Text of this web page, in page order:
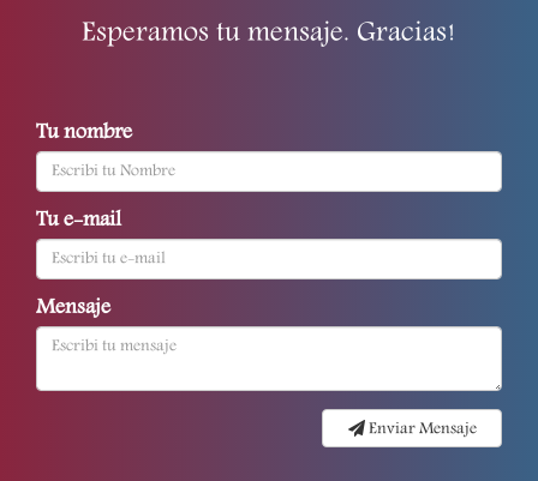
Esperamos tu mensaje. Gracias!
Tu nombre
Tu e-mail
Mensaje
Enviar Mensaje